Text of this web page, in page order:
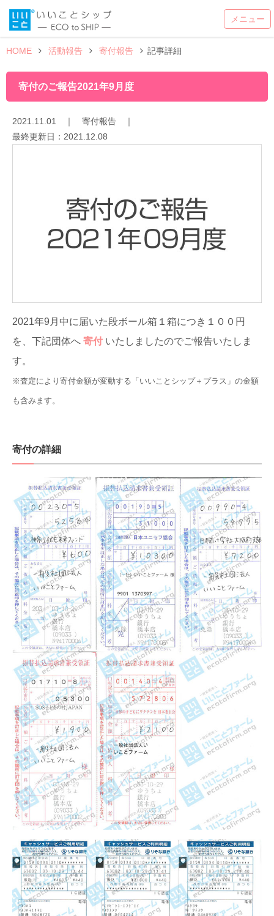
HOME 活動報告 寄付報告 記事詳細
寄付のご報告2021年9月度
2021.11.01 ｜ 寄付報告 ｜
最終更新日： 2021.12.08
2021年9月中に届いた段ボール箱１箱につき１００円
を、下記団体へ 寄付 いたしましたのでご報告いたしま
す。
※査定により寄付金額が変動する「いいことシップ＋プラス」の金額
も含みます。
寄付の詳細